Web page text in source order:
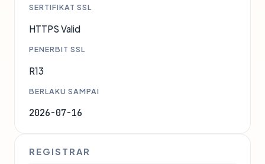
SERTIFIKAT SSL
HTTPS Valid
PENERBIT SSL
R13
BERLAKU SAMPAI
2026-07-16
REGISTRAR